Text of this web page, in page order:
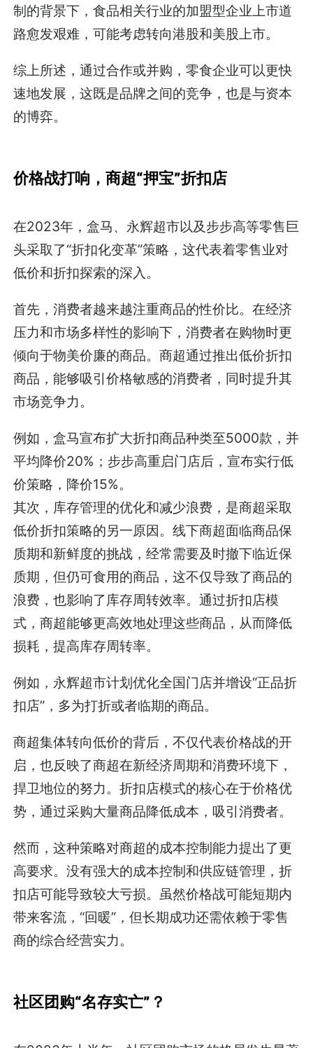
制的背景下，食品相关行业的加盟型企业上市道
路愈发艰难，可能考虑转向港股和美股上市。
综上所述，通过合作或并购，零食企业可以更快
速地发展，这既是品牌之间的竞争，也是与资本
的博弈。
价格战打响，商超“押宝”折扣店
在2023年，盒马、永辉超市以及步步高等零售巨
头采取了“折扣化变革”策略，这代表着零售业对
低价和折扣探索的深入。
首先，消费者越来越注重商品的性价比。在经济
压力和市场多样性的影响下，消费者在购物时更
倾向于物美价廉的商品。商超通过推出低价折扣
商品，能够吸引价格敏感的消费者，同时提升其
市场竞争力。
例如，盒马宣布扩大折扣商品种类至5000款，并
平均降价20%；步步高重启门店后，宣布实行低
价策略，降价15%。
其次，库存管理的优化和减少浪费，是商超采取
低价折扣策略的另一原因。线下商超面临商品保
质期和新鲜度的挑战，经常需要及时撤下临近保
质期，但仍可食用的商品，这不仅导致了商品的
浪费，也影响了库存周转效率。通过折扣店模
式，商超能够更高效地处理这些商品，从而降低
损耗，提高库存周转率。
例如，永辉超市计划优化全国门店并增设“正品折
扣店”，多为打折或者临期的商品。
商超集体转向低价的背后，不仅代表价格战的开
启，也反映了商超在新经济周期和消费环境下，
捍卫地位的努力。折扣店模式的核心在于价格优
势，通过采购大量商品降低成本，吸引消费者。
然而，这种策略对商超的成本控制能力提出了更
高要求。没有强大的成本控制和供应链管理，折
扣店可能导致较大亏损。虽然价格战可能短期内
带来客流，“回暖”，但长期成功还需依赖于零售
商的综合经营实力。
社区团购“名存实亡”？